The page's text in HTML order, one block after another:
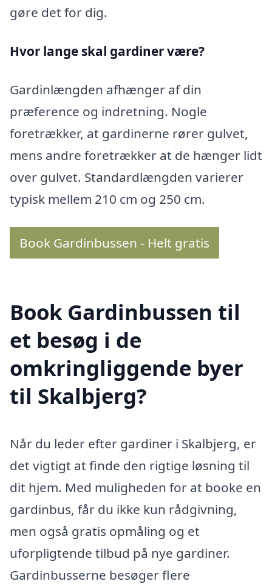
gøre det for dig.
Hvor lange skal gardiner være?
Gardinlængden afhænger af din
præference og indretning. Nogle
foretrækker, at gardinerne rører gulvet,
mens andre foretrækker at de hænger lidt
over gulvet. Standardlængden varierer
typisk mellem 210 cm og 250 cm.
Book Gardinbussen - Helt gratis
Book Gardinbussen til
et besøg i de
omkringliggende byer
til Skalbjerg?
Når du leder efter gardiner i Skalbjerg, er
det vigtigt at finde den rigtige løsning til
dit hjem. Med muligheden for at booke en
gardinbus, får du ikke kun rådgivning,
men også gratis opmåling og et
uforpligtende tilbud på nye gardiner.
Gardinbusserne besøger flere